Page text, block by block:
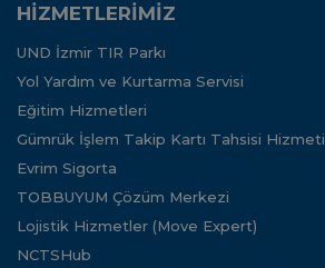
HİZMETLERİMİZ
UND İzmir TIR Parkı
Yol Yardım ve Kurtarma Servisi
Eğitim Hizmetleri
Gümrük İşlem Takip Kartı Tahsisi Hizmeti
Evrim Sigorta
TOBBUYUM Çözüm Merkezi
Lojistik Hizmetler (Move Expert)
NCTSHub